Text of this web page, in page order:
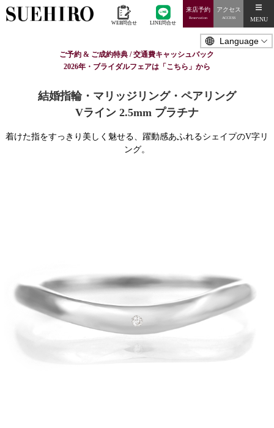
WEB問合せ LINE問合せ
来店予約
Reservation
アクセス
ACCESS MENU
ご予約 & ご成約特典 / 交通費キャッシュバック
2026年・ブライダルフェアは「こちら」から
結婚指輪・マリッジリング・ペアリング
Vライン 2.5mm プラチナ
着けた指をすっきり美しく魅せる、躍動感あふれるシェイプのV字リ
ング。